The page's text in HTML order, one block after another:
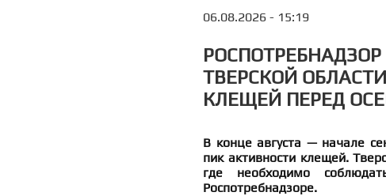
06.08.2026 - 15:19
ТВЕРСКОЙ
КЛЕЩЕЙ ПЕРЕД
В конце августа — начале
пик активности клещей.
где необходимо
Роспотребнадзоре.